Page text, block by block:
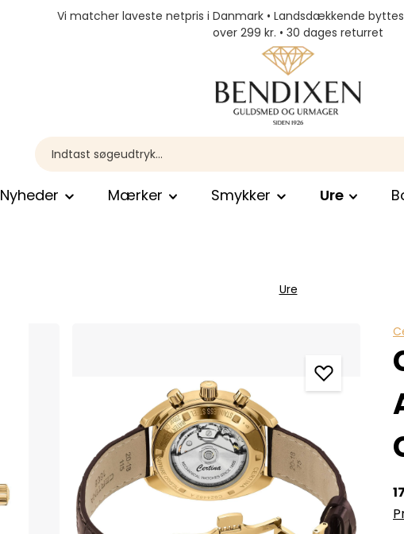
Vi matcher laveste netpris i Danmark • Landsdækkende
over 299 kr. • 30 dages returret
Nyheder Mærker Smykker Ure
Ure